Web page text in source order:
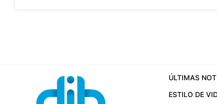
ÚLTIMAS
ESTILO DE